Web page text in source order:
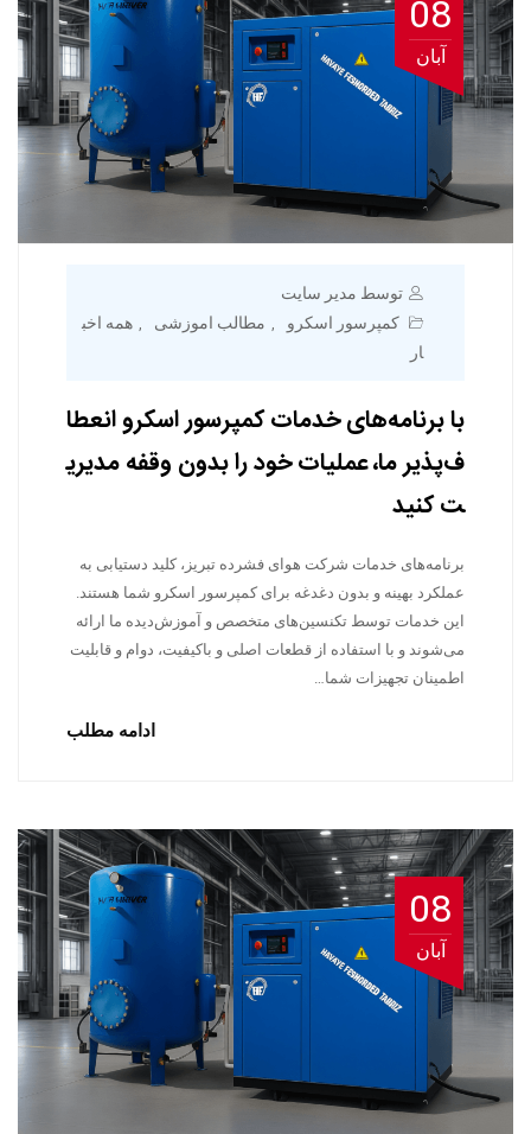
08
آبان
توسط مدیر سایت
کمپرسور اسکرو
مطالب اموزشی
همه اخب
ار
با برنامه‌های خدمات کمپرسور اسکرو انعطا
ف‌پذیر ما، عملیات خود را بدون وقفه مدیری
ت کنید
برنامه‌های خدمات شرکت هوای فشرده تبریز، کلید دستیابی به
عملکرد بهینه و بدون دغدغه برای کمپرسور اسکرو شما هستند.
این خدمات توسط تکنسین‌های متخصص و آموزش‌دیده ما ارائه
می‌شوند و با استفاده از قطعات اصلی و باکیفیت، دوام و قابلیت
اطمینان تجهیزات شما…
ادامه مطلب
08
آبان